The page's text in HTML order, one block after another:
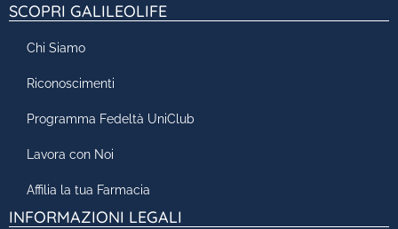
SCOPRI GALILEOLIFE
Chi Siamo
Riconoscimenti
Programma Fedeltà UniClub
Lavora con Noi
Affilia la tua Farmacia
INFORMAZIONI LEGALI